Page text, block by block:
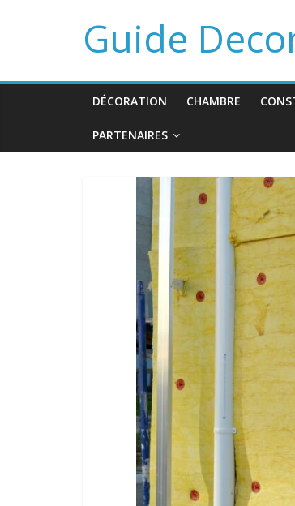
Guide
DÉCORATION CHAMBRE
PARTENAIRES